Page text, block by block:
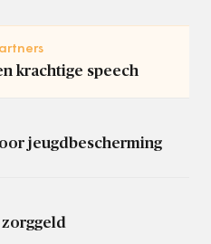
krachtige speech
jeugdbescherming